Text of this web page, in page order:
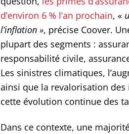
d’environ 6 % l’an prochain, «
l’inflation », précise Coover.
plupart des segments :
responsabilité civile,
Les sinistres climatiques,
ainsi que la revalorisation
cette évolution continue des
Dans ce contexte, une